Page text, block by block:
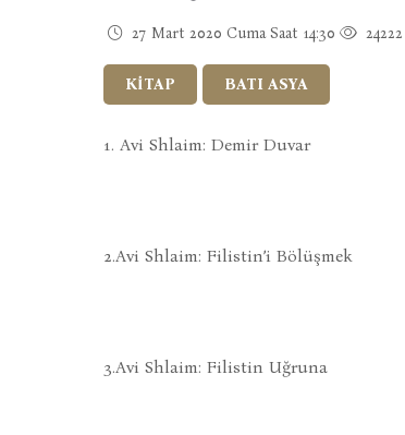
27 Mart 2020 Cuma Saat 14:30 24222
KİTAP BATI ASYA
1. Avi Shlaim: Demir Duvar
2.Avi Shlaim: Filistin’i Bölüşmek
3.Avi Shlaim: Filistin Uğruna